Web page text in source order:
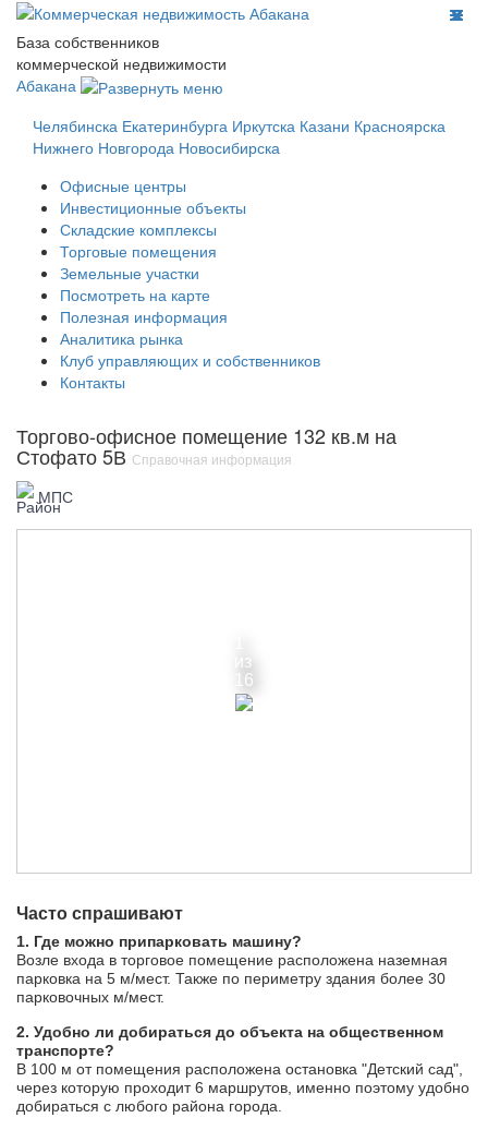
База собственников
коммерческой недвижимости
Абакана
Челябинска Екатеринбурга Иркутска Казани Красноярска
Нижнего Новгорода Новосибирска
Офисные центры
Инвестиционные объекты
Складские комплексы
Торговые помещения
Земельные участки
Посмотреть на карте
Полезная информация
Аналитика рынка
Клуб управляющих и собственников
Контакты
Торгово-офисное помещение 132 кв.м на
Стофато 5В Справочная информация
МПС
из
16
Часто спрашивают
1. Где можно припарковать машину?
Возле входа в торговое помещение расположена наземная
парковка на 5 м/мест. Также по периметру здания более 30
парковочных м/мест.
2. Удобно ли добираться до объекта на общественном
транспорте?
В 100 м от помещения расположена остановка "Детский сад",
через которую проходит 6 маршрутов, именно поэтому удобно
добираться с любого района города.